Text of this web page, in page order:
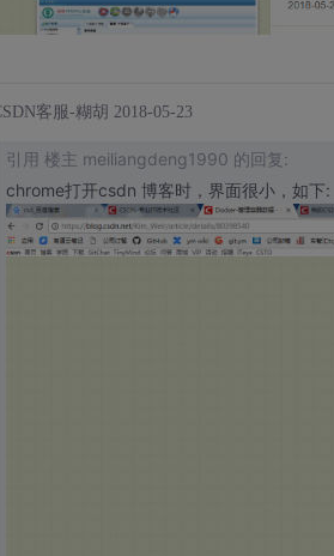
客服-糊胡 2018-05-23
引用 楼主 meiliangdeng1990 的回复:
chrome打开csdn 博客时，界面很小，如下: